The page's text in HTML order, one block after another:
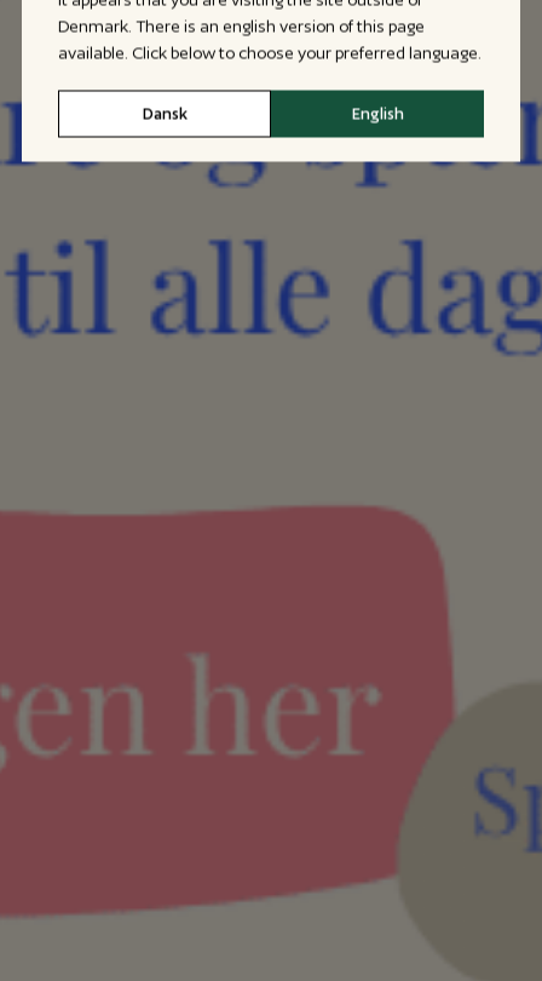
Denmark. There is an english version of this page
available. Click below to choose your preferred language.
Dansk English